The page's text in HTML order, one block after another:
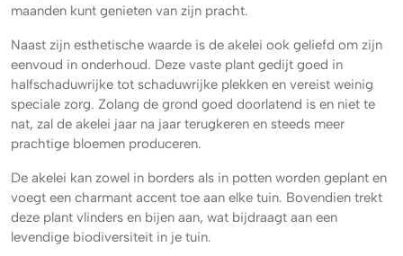
maanden kunt genieten van zijn pracht.
Naast zijn esthetische waarde is de akelei ook geliefd om zijn
eenvoud in onderhoud. Deze vaste plant gedijt goed in
halfschaduwrijke tot schaduwrijke plekken en vereist weinig
speciale zorg. Zolang de grond goed doorlatend is en niet te
nat, zal de akelei jaar na jaar terugkeren en steeds meer
prachtige bloemen produceren.
De akelei kan zowel in borders als in potten worden geplant en
voegt een charmant accent toe aan elke tuin. Bovendien trekt
deze plant vlinders en bijen aan, wat bijdraagt aan een
levendige biodiversiteit in je tuin.